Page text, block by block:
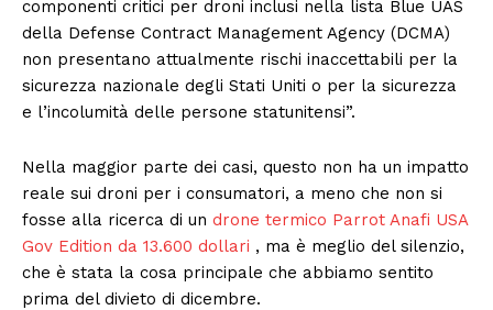
componenti critici per droni inclusi nella lista Blue UAS
della Defense Contract Management Agency (DCMA)
non presentano attualmente rischi inaccettabili per la
sicurezza nazionale degli Stati Uniti o per la sicurezza
e l’incolumità delle persone statunitensi”.
Nella maggior parte dei casi, questo non ha un impatto
reale sui droni per i consumatori, a meno che non si
fosse alla ricerca di un drone termico Parrot Anafi USA
Gov Edition da 13.600 dollari , ma è meglio del silenzio,
che è stata la cosa principale che abbiamo sentito
prima del divieto di dicembre.